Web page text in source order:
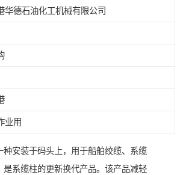
华德石油化工机械有限公司
业用
种安装于码头上，用于船舶绞缆、系缆
是系缆柱的更新换代产品。该产品减轻